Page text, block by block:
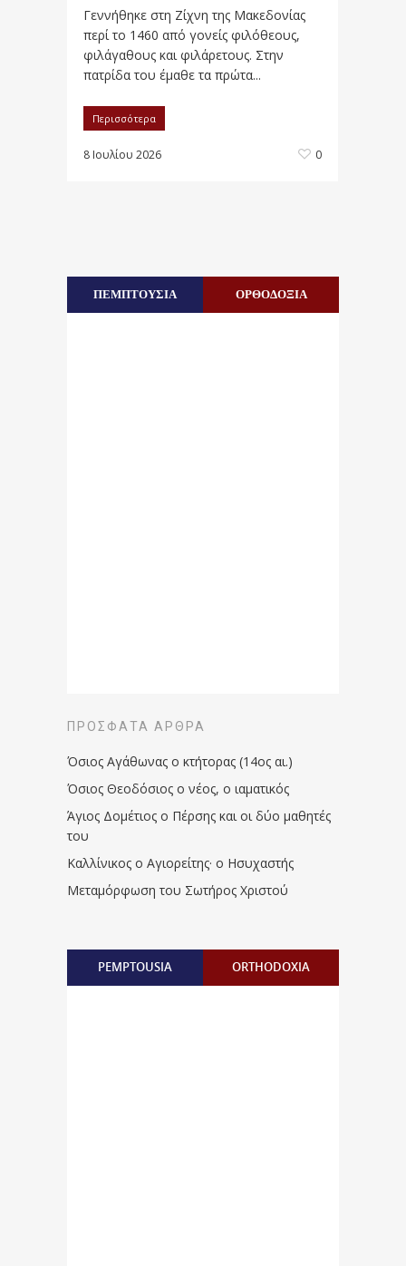
Γεννήθηκε στη Ζίχνη της Μακεδονίας
περί το 1460 από γονείς φιλόθεους,
φιλάγαθους και φιλάρετους. Στην
πατρίδα του έμαθε τα πρώτα...
Περισσότερα
8 Ιουλίου 2026 0
ΠΕΜΠΤΟΥΣΙΑ ΟΡΘΟΔΟΞΙΑ
ΠΡΌΣΦΑΤΑ ΆΡΘΡΑ
Όσιος Αγάθωνας ο κτήτορας (14ος αι.)
Όσιος Θεοδόσιος ο νέος, ο ιαματικός
Άγιος Δομέτιος ο Πέρσης και οι δύο μαθητές
του
Καλλίνικος ο Αγιορείτης · ο Ησυχαστής
Μεταμόρφωση του Σωτήρος Χριστού
PEMPTOUSIA ORTHODOXIA